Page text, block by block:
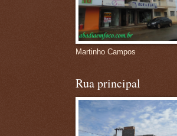
Martinho Campos
Rua principal